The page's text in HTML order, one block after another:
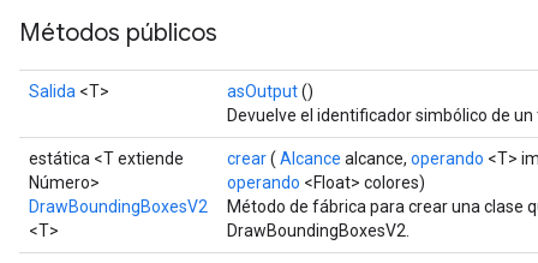
Métodos públicos
Salida <T> asOutput()
Devuelve el identificador simbólico de un
estática <T extiende
Número>
DrawBoundingBoxesV2
<T>
crear( Alcance alcance, operando <T>
operando <Float> colores)
Método de fábrica para crear una clase
DrawBoundingBoxesV2.